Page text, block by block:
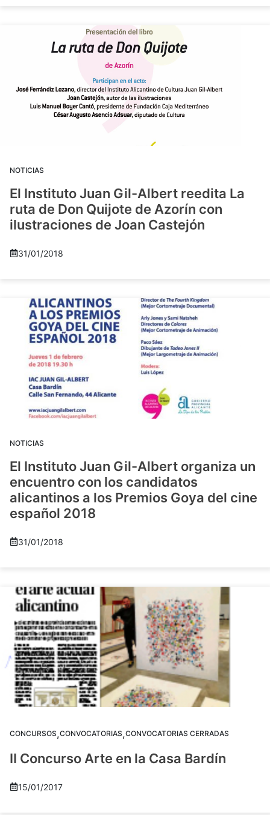
NOTICIAS
El Instituto Juan Gil-Albert reedita La
ruta de Don Quijote de Azorín con
ilustraciones de Joan Castejón
31/01/2018
NOTICIAS
El Instituto Juan Gil-Albert organiza un
encuentro con los candidatos
alicantinos a los Premios Goya del cine
español 2018
31/01/2018
CONCURSOS,CONVOCATORIAS,CONVOCATORIAS CERRADAS
II Concurso Arte en la Casa Bardín
15/01/2017